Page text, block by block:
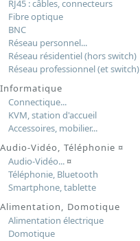
RJ45 : câbles, connecteurs
Fibre optique
BNC
Réseau personnel...
Réseau résidentiel (hors switch)
Réseau professionnel (et switch)
Informatique
Connectique...
KVM, station d'accueil
Accessoires, mobilier...
Audio-Vidéo, Téléphonie ¤
Audio-Vidéo...¤
Téléphonie, Bluetooth
Smartphone, tablette
Alimentation, Domotique
Alimentation électrique
Domotique